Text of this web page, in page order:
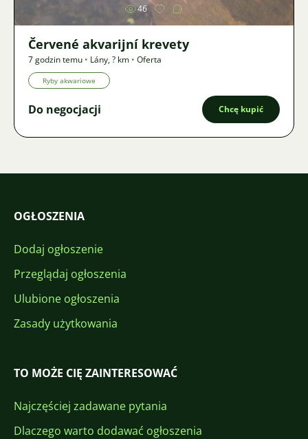
46
Červené akvarijní krevety
7 godzin temu • Lány,? km • Oferta
Ryby akwariowe
Do negocjacji Chcę kupić
OGŁOSZENIA
Dodaj ogłoszenie
Przeglądaj ogłoszenia
Ulubione ogłoszenia
Zasady użytkowania
TO MOŻE CIĘ ZAINTERESOWAĆ
Najczęściej zadawane pytania
Dlaczego warto dodawać ogłoszenia